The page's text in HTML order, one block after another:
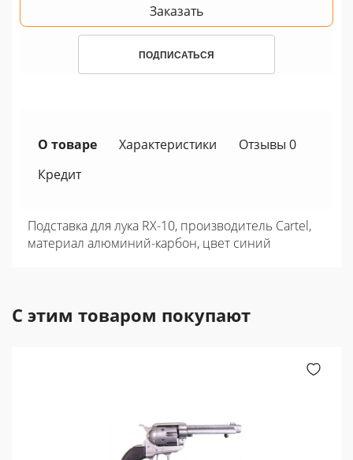
Заказать
ПОДПИСАТЬСЯ
О товаре Характеристики
Отзывы 0
Кредит
Подставка для лука RX-10, производитель Cartel,
материал алюминий-карбон, цвет синий
С этим товаром покупают